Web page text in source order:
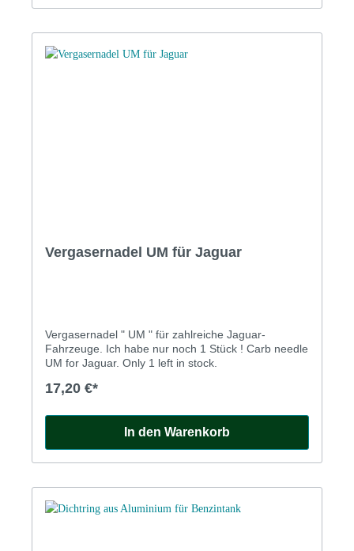
Vergasernadel UM für Jaguar
Vergasernadel " UM " für zahlreiche Jaguar-
Fahrzeuge. Ich habe nur noch 1 Stück ! Carb needle
UM for Jaguar. Only 1 left in stock.
17,20 €*
In den Warenkorb